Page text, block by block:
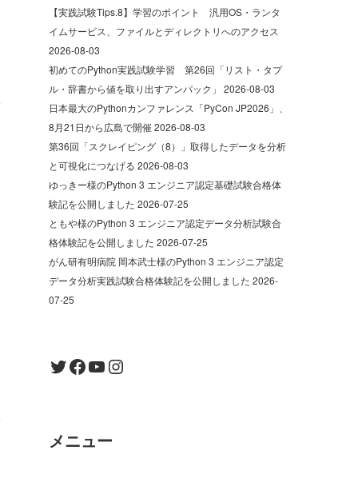
【実践試験Tips.8】学習のポイント 汎用OS・ランタ
イムサービス、ファイルとディレクトリへのアクセス
2026-08-03
初めてのPython実践試験学習 第26回「リスト・タプ
ル・辞書から値を取り出すアンパック」 2026-08-03
日本最大のPythonカンファレンス「PyCon JP2026」、
8月21日から広島で開催2026-08-03
第36回「スクレイピング（8）」取得したデータを分析
と可視化につなげる 2026-08-03
ゆっきー様のPython 3 エンジニア認定基礎試験合格体
験記を公開しました 2026-07-25
ともや様のPython 3 エンジニア認定データ分析試験合
格体験記を公開しました 2026-07-25
がん研有明病院 岡本武士様のPython 3 エンジニア認定
データ分析実践試験合格体験記を公開しました 2026-
07-25
Twitter
Facebook
YouTube
Instagram
メニュー